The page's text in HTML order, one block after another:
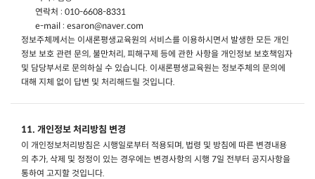
연락처 : 010-6608-8331
e-mail : esaron@naver.com
정보주체께서는 이새론평생교육원의 서비스를 이용하시면서 발생한 모든 개인
정보 보호 관련 문의, 불만처리, 피해구제 등에 관한 사항을 개인정보 보호책임자
및 담당부서로 문의하실 수 있습니다. 이새론평생교육원는 정보주체의 문의에
대해 지체 없이 답변 및 처리해드릴 것입니다.
11. 개인정보 처리방침 변경
이 개인정보처리방침은 시행일로부터 적용되며, 법령 및 방침에 따른 변경내용
의 추가, 삭제 및 정정이 있는 경우에는 변경사항의 시행 7일 전부터 공지사항을
통하여 고지할 것입니다.